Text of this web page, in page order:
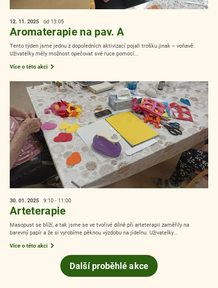
12. 11. 2025 od 13:05
Aromaterapie na pav. A
Tento týden jsme jednu z dopoledních aktivizací pojali trošku jinak – voňavě.
Uživatelky měly možnost opečovat své ruce pomocí...
Více o této akci
30. 01. 2025 9:10 - 11:00
Arteterapie
Masopust se blíží, a tak jsme se ve tvořivé dílně při arteterapii zaměřily na
barevný papír a že si vyrobíme pěknou výzdobu na jídelnu. Uživatelky...
Více o této akci
Další proběhlé akce